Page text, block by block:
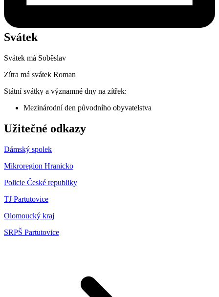
Svátek
Svátek má Soběslav
Zítra má svátek Roman
Státní svátky a významné dny na zítřek:
Mezinárodní den původního obyvatelstva
Užitečné odkazy
Dámský spolek
Mikroregion Hranicko
Policie České republiky
TJ Partutovice
Olomoucký kraj
SRPŠ Partutovice